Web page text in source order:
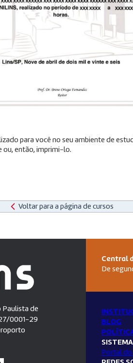
para você no seu ambiente de
ou, então, imprimi-lo.
Voltar para a página de cursos
Paulista de
0001-29
Central
De
BLOG
Portal